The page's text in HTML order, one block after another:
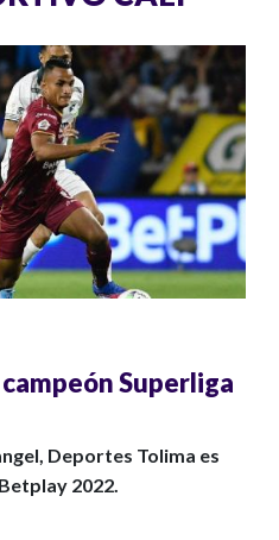
Superliga
Deportes Tolima es
2022.